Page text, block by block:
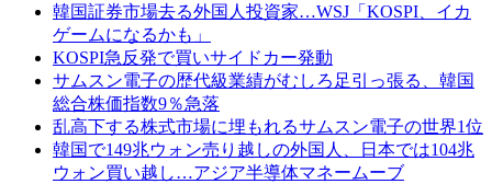
韓国証券市場去る外国人投資家…WSJ「KOSPI、イカ
ゲームになるかも」
KOSPI急反発で買いサイドカー発動
サムスン電子の歴代級業績がむしろ足引っ張る、韓国
総合株価指数9％急落
乱高下する株式市場に埋もれるサムスン電子の世界1位
韓国で149兆ウォン売り越しの外国人、日本では104兆
ウォン買い越し…アジア半導体マネームーブ